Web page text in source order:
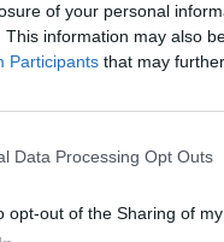
of your personal
This information may also
Participants that may
Data Processing Opt Outs
opt-out of the Sharing of
Serie D, le
il nuovo DS sarà
spessore"
/ Data:
Ven 05 giugno 2026 alle